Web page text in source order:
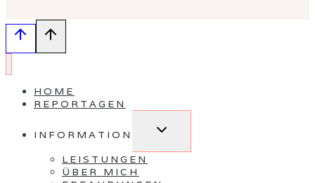
HOME
REPORTAGEN
INFORMATION
Untermenü
LEISTUNGEN
ÜBER MICH